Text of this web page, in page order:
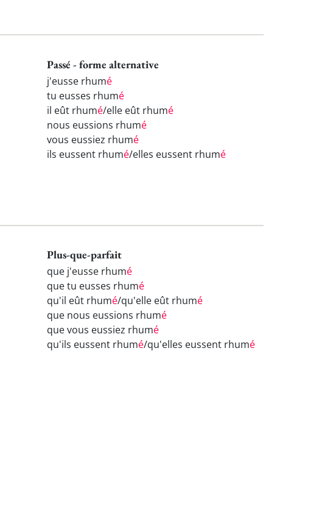
Passé - forme alternative
j'eusse rhumé
tu eusses rhumé
il eût rhumé/elle eût rhumé
nous eussions rhumé
vous eussiez rhumé
ils eussent rhumé/elles eussent rhumé
Plus-que-parfait
que j'eusse rhumé
que tu eusses rhumé
qu'il eût rhumé/qu'elle eût rhumé
que nous eussions rhumé
que vous eussiez rhumé
qu'ils eussent rhumé/qu'elles eussent rhumé